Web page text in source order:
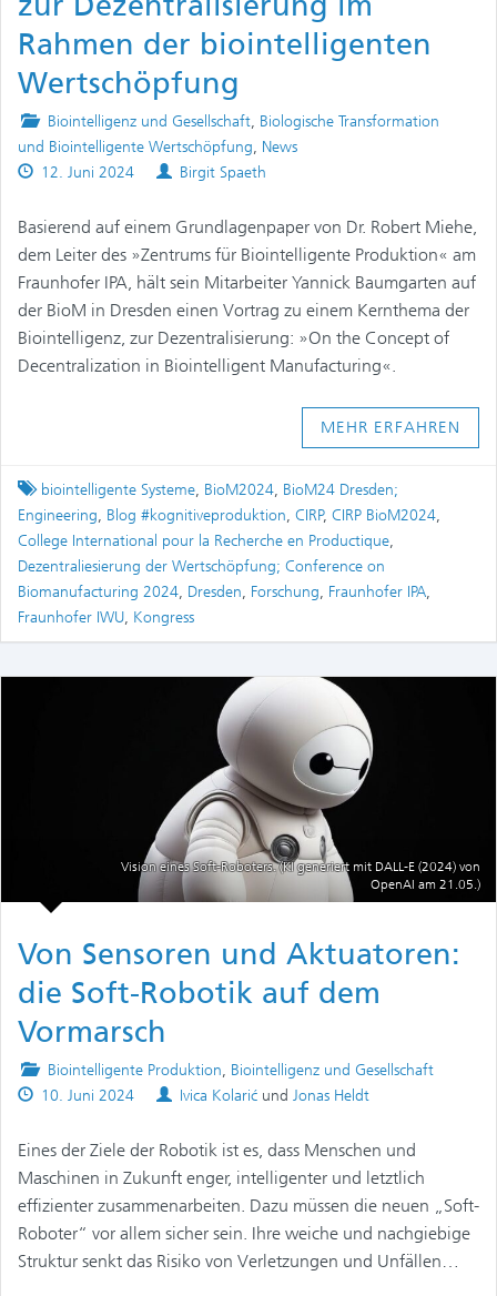
Rahmen der biointelligenten
Wertschöpfung
Posted
in
Biointelligenz und Gesellschaft, Biologische Transformation
und Biointelligente Wertschöpfung, News
Published
12. Juni 2024 Authors
Birgit Spaeth
Basierend auf einem Grundlagenpaper von Dr. Robert Miehe,
dem Leiter des »Zentrums für Biointelligente Produktion« am
Fraunhofer IPA, hält sein Mitarbeiter Yannick Baumgarten auf
der BioM in Dresden einen Vortrag zu einem Kernthema der
Biointelligenz, zur Dezentralisierung: »On the Concept of
Decentralization in Biointelligent Manufacturing«.
MEHR ERFAHREN
Tagged
biointelligente Systeme, BioM2024, BioM24 Dresden;
Engineering, Blog #kognitiveproduktion, CIRP, CIRP BioM2024,
College International pour la Recherche en Productique,
Dezentraliesierung der Wertschöpfung; Conference on
Biomanufacturing 2024, Dresden, Forschung, Fraunhofer IPA,
Fraunhofer IWU, Kongress
Vision eines Soft-Roboters. (KI generiert mit DALL-E (2024) von
OpenAI am 21.05.)
Von Sensoren und Aktuatoren:
die Soft-Robotik auf dem
Vormarsch
Posted
in
Biointelligente Produktion, Biointelligenz und Gesellschaft
Published
10. Juni 2024 Authors
Ivica Kolarić und Jonas Heldt
Eines der Ziele der Robotik ist es, dass Menschen und
Maschinen in Zukunft enger, intelligenter und letztlich
effizienter zusammenarbeiten. Dazu müssen die neuen „Soft-
Roboter“ vor allem sicher sein. Ihre weiche und nachgiebige
Struktur senkt das Risiko von Verletzungen und Unfällen…